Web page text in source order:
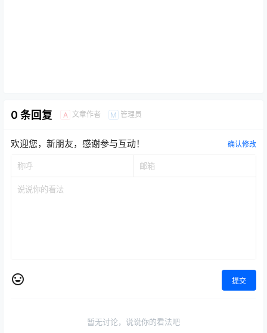
0 条回复 A 文章作者 M 管理员
欢迎您，新朋友，感谢参与互动！ 确认修改
提交
暂无讨论，说说你的看法吧